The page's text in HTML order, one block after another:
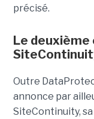
précisé.
Le deuxième
Outre
annonce par
SiteContinuity,